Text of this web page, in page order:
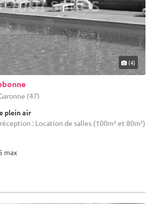
(4)
(47)
plein air
: Location de salles (100m² et 80m²)
max